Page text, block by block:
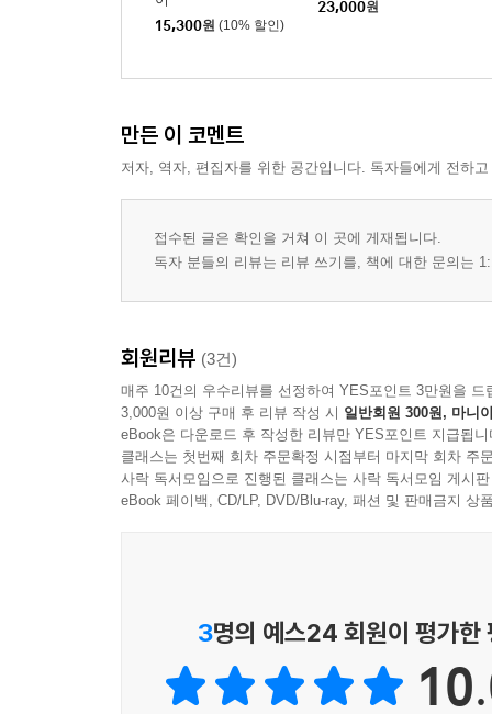
이야기를 마치며
15,300원 (10% 할인)
23,000원
만든 이 코멘트
저자, 역자, 편집자를 위한 공간입니다. 독자들에게 전하
접수된 글은 확인을 거쳐 이 곳에 게재됩니다.
독자 분들의 리뷰는 리뷰 쓰기를, 책에 대한 문의는
회원리뷰 (3건)
매주 10건의 우수리뷰를 선정하여 YES포인트 3만원을 드
3,000원 이상 구매 후 리뷰 작성 시 일반회원 300원, 마니
eBook은 다운로드 후 작성한 리뷰만 YES포인트 지급됩니
클래스는 첫번째 회차 주문확정 시점부터 마지막 회차 주
사락 독서모임으로 진행된 클래스는 사락 독서모임 게시
eBook 페이백, CD/LP, DVD/Blu-ray, 패션 및 판매금지 상
3명의 예스24 회원이 평가한